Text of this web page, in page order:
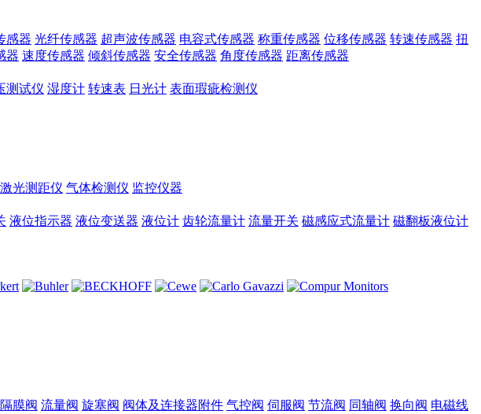
感器 光纤传感器 超声波传感器 电容式传感器 称重传感器 位移传感器 转速传感器 扭
器 速度传感器 倾斜传感器 安全传感器 角度传感器 距离传感器
测试仪 湿度计 转速表 日光计 表面瑕疵检测仪
激光测距仪 气体检测仪 监控仪器
液位指示器 液位变送器 液位计 齿轮流量计 流量开关 磁感应式流量计 磁翻板液位计
隔膜阀 流量阀 旋塞阀 阀体及连接器附件 气控阀 伺服阀 节流阀 同轴阀 换向阀 电磁线